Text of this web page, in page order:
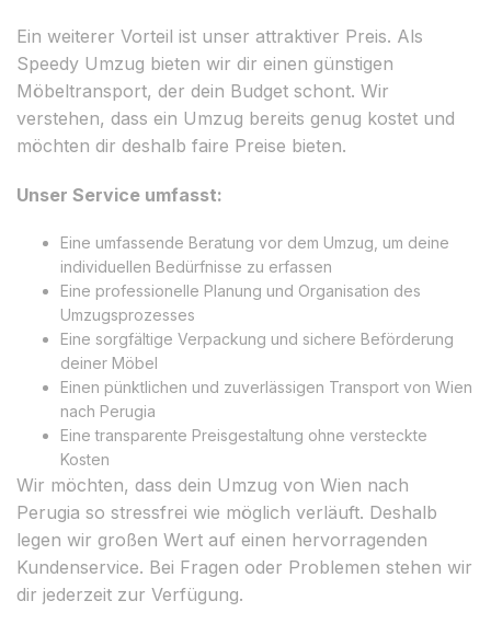
Ein weiterer Vorteil ist unser attraktiver Preis. Als
Speedy Umzug bieten wir dir einen günstigen
Möbeltransport, der dein Budget schont. Wir
verstehen, dass ein Umzug bereits genug kostet und
möchten dir deshalb faire Preise bieten.
Unser Service umfasst:
Eine umfassende Beratung vor dem Umzug, um deine
individuellen Bedürfnisse zu erfassen
Eine professionelle Planung und Organisation des
Umzugsprozesses
Eine sorgfältige Verpackung und sichere Beförderung
deiner Möbel
Einen pünktlichen und zuverlässigen Transport von Wien
nach Perugia
Eine transparente Preisgestaltung ohne versteckte
Kosten
Wir möchten, dass dein Umzug von Wien nach
Perugia so stressfrei wie möglich verläuft. Deshalb
legen wir großen Wert auf einen hervorragenden
Kundenservice. Bei Fragen oder Problemen stehen wir
dir jederzeit zur Verfügung.